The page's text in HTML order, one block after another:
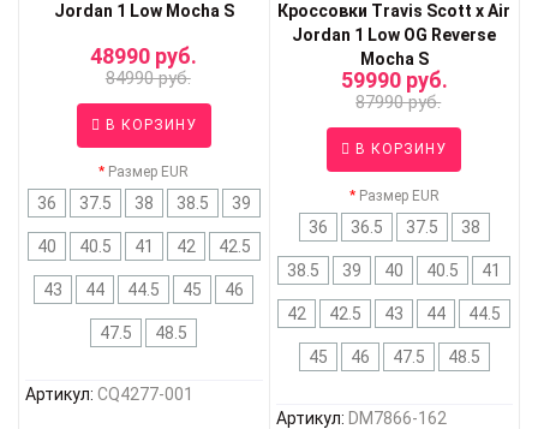
Jordan 1 Low Mocha S
48990 руб.
84990 руб.
В КОРЗИНУ
Размер EUR
36 37.5 38 38.5 39
40 40.5 41 42 42.5
43 44 44.5 45 46
47.5 48.5
Артикул: CQ4277-001
Кроссовки Travis Scott x Air
Jordan 1 Low OG Reverse
Mocha S
59990 руб.
87990 руб.
В КОРЗИНУ
Размер EUR
36 36.5 37.5 38
38.5 39 40 40.5 41
42 42.5 43 44 44.5
45 46 47.5 48.5
Артикул: DM7866-162